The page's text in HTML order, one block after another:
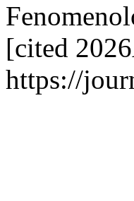
[cited
https://